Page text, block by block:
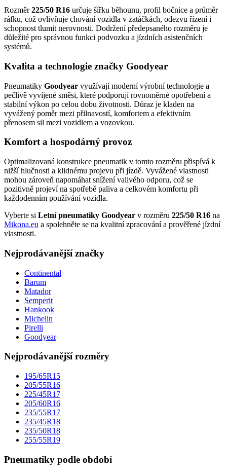
Rozměr225/50 R16 určuje šířku běhounu, profil bočnice a průměr
ráfku, což ovlivňuje chování vozidla v zatáčkách, odezvu řízení i
schopnost tlumit nerovnosti. Dodržení předepsaného rozměru je
důležité pro správnou funkci podvozku a jízdních asistenčních
systémů.
Kvalita a technologie značky Goodyear
Pneumatiky Goodyear využívají moderní výrobní technologie a
pečlivě vyvíjené směsi, které podporují rovnoměrné opotřebení a
stabilní výkon po celou dobu životnosti. Důraz je kladen na
vyvážený poměr mezi přilnavostí, komfortem a efektivním
přenosem sil mezi vozidlem a vozovkou.
Komfort a hospodárný provoz
Optimalizovaná konstrukce pneumatik v tomto rozměru přispívá k
nižší hlučnosti a klidnému projevu při jízdě. Vyvážené vlastnosti
mohou zároveň napomáhat snížení valivého odporu, což se
pozitivně projeví na spotřebě paliva a celkovém komfortu při
každodenním používání vozidla.
Vyberte si Letní pneumatiky Goodyear v rozměru 225/50 R16 na
Mikona.eu a spolehněte se na kvalitní zpracování a prověřené jízdní
vlastnosti.
Nejprodávanější značky
Continental
Barum
Matador
Semperit
Hankook
Michelin
Pirelli
Goodyear
Nejprodávanější rozměry
195/65R15
205/55R16
225/45R17
205/60R16
235/55R17
235/45R18
235/50R18
255/55R19
Pneumatiky podle období